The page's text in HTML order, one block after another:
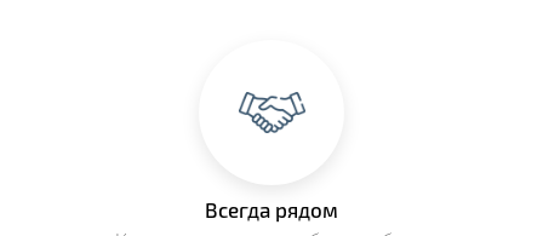
Всегда рядом